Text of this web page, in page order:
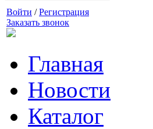
Войти /Регистрация
Заказать звонок
Главная
Новости
Каталог